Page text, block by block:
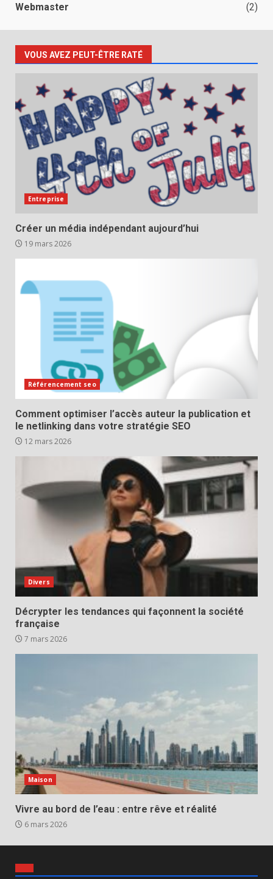
Webmaster (2)
VOUS AVEZ PEUT-ÊTRE RATÉ
Entreprise
Créer un média indépendant aujourd’hui
19 mars 2026
Référencement seo
Comment optimiser l’accès auteur la publication et
le netlinking dans votre stratégie SEO
12 mars 2026
Divers
Décrypter les tendances qui façonnent la société
française
7 mars 2026
Maison
Vivre au bord de l’eau : entre rêve et réalité
6 mars 2026